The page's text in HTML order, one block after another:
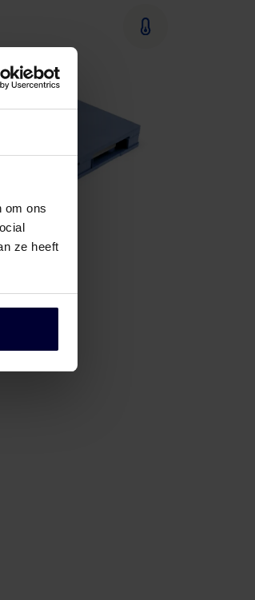
om ons
ze heeft